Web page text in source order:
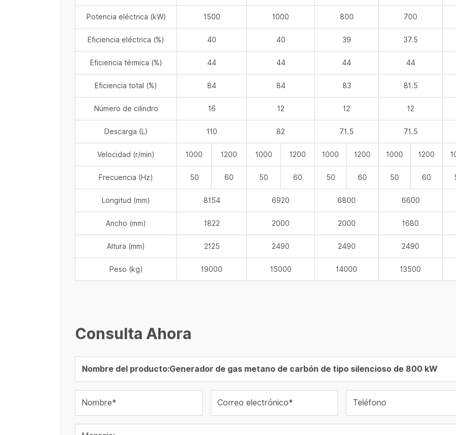
Potencia eléctrica (kW) 1500 1000 800 700
Eficiencia eléctrica (%) 40 40 39 37.5
Eficiencia térmica (%) 44 44 44 44
Eficiencia total (%) 84 84 83 81.5
Número de cilindro 16 12 12 12
Descarga (L) 110 82 71.5 71.5
Velocidad (r/min) 1000 1200 1000 1200 1000 1200 1000 1200
Frecuencia (Hz) 50 60 50 60 50 60 50 60
Longitud (mm) 8154 6920 6800 6600
Ancho (mm) 1822 2000 2000 1680
Altura (mm) 2125 2490 2490 2490
Peso (kg) 19000 15000 14000 13500
Consulta Ahora
Nombre* Correo electrónico* Teléfono